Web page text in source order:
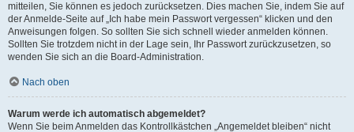
mitteilen, Sie können es jedoch zurücksetzen. Dies machen Sie, indem Sie auf
der Anmelde-Seite auf „Ich habe mein Passwort vergessen“ klicken und den
Anweisungen folgen. So sollten Sie sich schnell wieder anmelden können.
Sollten Sie trotzdem nicht in der Lage sein, Ihr Passwort zurückzusetzen, so
wenden Sie sich an die Board-Administration.
Nach oben
Warum werde ich automatisch abgemeldet?
Wenn Sie beim Anmelden das Kontrollkästchen „Angemeldet bleiben“ nicht